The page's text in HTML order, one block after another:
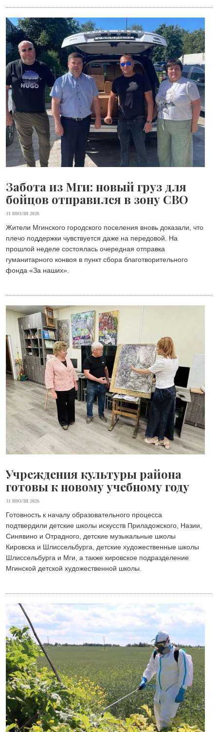
Забота из Мги: новый груз для
бойцов отправился в зону СВО
31 ИЮЛЯ 2026
Жители Мгинского городского поселения вновь доказали, что
плечо поддержки чувствуется даже на передовой. На
прошлой неделе состоялась очередная отправка
гуманитарного конвоя в пункт сбора благотворительного
фонда «Зa наших».
Учреждения культуры района
готовы к новому учебному году
31 ИЮЛЯ 2026
Готовность к началу образовательного процесса
подтвердили детские школы искусств Приладожского, Назии,
Синявино и Отрадного, детские музыкальные школы
Кировска и Шлиссельбурга, детские художественные школы
Шлиссельбурга и Мги, а также кировское подразделение
Мгинской детской художественной школы.